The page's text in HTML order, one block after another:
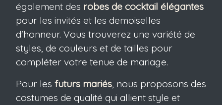
également des robes de cocktail élégantes
pour les invités et les demoiselles
d'honneur. Vous trouverez une variété de
styles, de couleurs et de tailles pour
compléter votre tenue de mariage.
Pour les futurs mariés, nous proposons des
costumes de qualité qui allient style et